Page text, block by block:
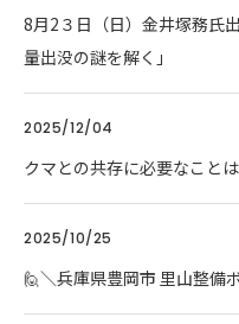
8月2３日（日）金井塚務氏
量出没の謎を解く」
2025/12/04
クマとの共存に必要なこと
2025/10/25
🙋＼兵庫県豊岡市 里山整備